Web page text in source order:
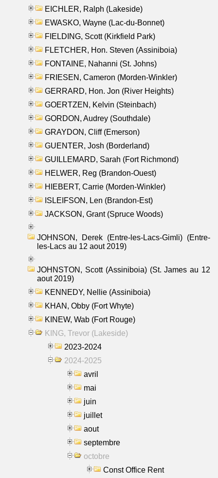
EICHLER, Ralph (Lakeside)
EWASKO, Wayne (Lac-du-Bonnet)
FIELDING, Scott (Kirkfield Park)
FLETCHER, Hon. Steven (Assiniboia)
FONTAINE, Nahanni (St. Johns)
FRIESEN, Cameron (Morden-Winkler)
GERRARD, Hon. Jon (River Heights)
GOERTZEN, Kelvin (Steinbach)
GORDON, Audrey (Southdale)
GRAYDON, Cliff (Emerson)
GUENTER, Josh (Borderland)
GUILLEMARD, Sarah (Fort Richmond)
HELWER, Reg (Brandon-Ouest)
HIEBERT, Carrie (Morden-Winkler)
ISLEIFSON, Len (Brandon-Est)
JACKSON, Grant (Spruce Woods)
JOHNSON, Derek (Entre-les-Lacs-Gimli) (Entre-
les-Lacs au 12 aout 2019)
JOHNSTON, Scott (Assiniboia) (St. James au 12
aout 2019)
KENNEDY, Nellie (Assiniboia)
KHAN, Obby (Fort Whyte)
KINEW, Wab (Fort Rouge)
KING, Trevor (Lakeside)
2023-2024
2024-2025
avril
mai
juin
juillet
aout
septembre
octobre
Const Office Rent